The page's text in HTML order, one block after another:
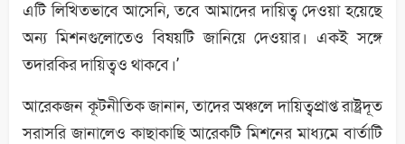
এটি লিখিতভাবে আসেনি, তবে আমাদের দায়িত্ব দেওয়া হয়েছে
অন্য মিশনগুলোতেও বিষয়টি জানিয়ে দেওয়ার। একই সঙ্গে
তদারকির দায়িত্বও থাকবে।’
আরেকজন কূটনীতিক জানান, তাদের অঞ্চলে দায়িত্বপ্রাপ্ত রাষ্ট্রদূত
সরাসরি জানালেও কাছাকাছি আরেকটি মিশনের মাধ্যমে বার্তাটি